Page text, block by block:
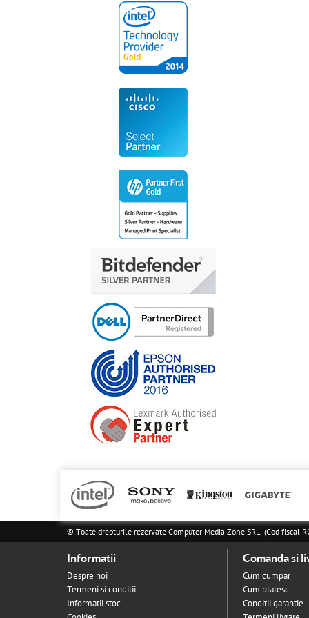
© Toate drepturile rezervate Computer Media Zone SRL. (Cod fiscal
Informatii
Despre noi
Termeni si conditii
Informatii stoc
Comanda si
Cum cumpar
Cum platesc
Conditii garantie